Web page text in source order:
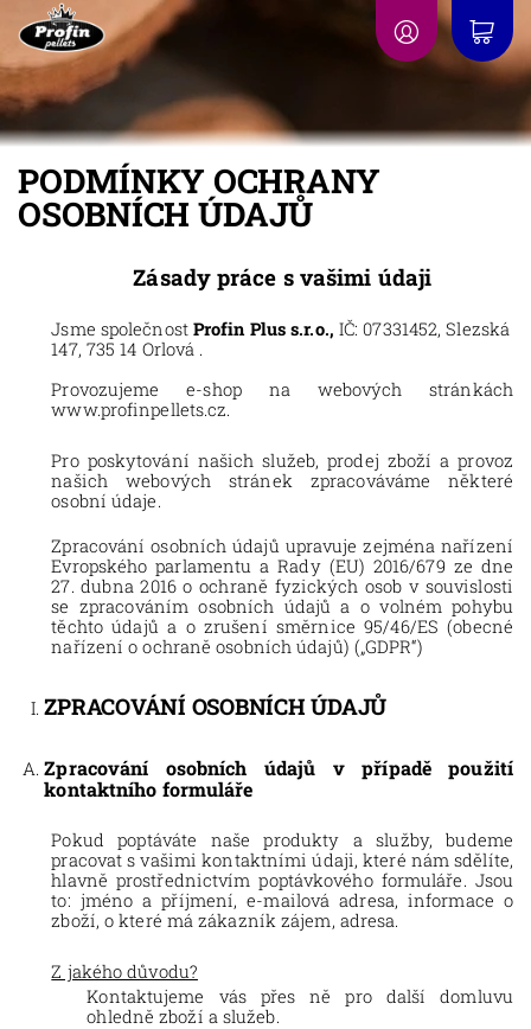
PODMÍNKY OCHRANY
OSOBNÍCH ÚDAJŮ
Zásady práce s vašimi údaji
Jsme společnost Profin Plus s.r.o., IČ: 07331452, Slezská
147, 735 14 Orlová .
Provozujeme e-shop na webových stránkách
www.profinpellets.cz.
Pro poskytování našich služeb, prodej zboží a provoz
našich webových stránek zpracováváme některé
osobní údaje.
Zpracování osobních údajů upravuje zejména nařízení
Evropského parlamentu a Rady (EU) 2016/679 ze dne
27. dubna 2016 o ochraně fyzických osob v souvislosti
se zpracováním osobních údajů a o volném pohybu
těchto údajů a o zrušení směrnice 95/46/ES (obecné
nařízení o ochraně osobních údajů) („GDPR“)
ZPRACOVÁNÍ OSOBNÍCH ÚDAJŮ
Zpracování osobních údajů v případě použití
kontaktního formuláře
Pokud poptáváte naše produkty a služby, budeme
pracovat s vašimi kontaktními údaji, které nám sdělíte,
hlavně prostřednictvím poptávkového formuláře. Jsou
to: jméno a příjmení, e-mailová adresa, informace o
zboží, o které má zákazník zájem, adresa.
Z jakého důvodu?
Kontaktujeme vás přes ně pro další domluvu
ohlednězboží a služeb.